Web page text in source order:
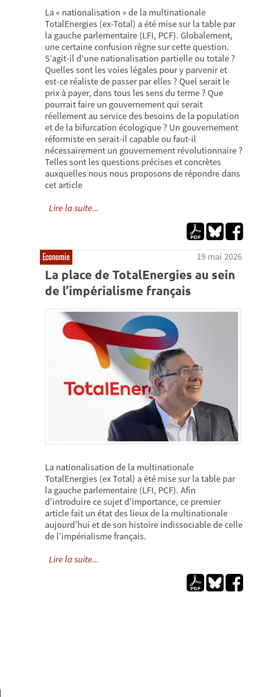
La « nationalisation » de la multinationale
TotalEnergies (ex-Total) a été mise sur la table par
la gauche parlementaire (LFI, PCF). Globalement,
une certaine confusion règne sur cette question.
S’agit-il d’une nationalisation partielle ou totale ?
Quelles sont les voies légales pour y parvenir et
est-ce réaliste de passer par elles ? Quel serait le
prix à payer, dans tous les sens du terme ? Que
pourrait faire un gouvernement qui serait
réellement au service des besoins de la population
et de la bifurcation écologique ? Un gouvernement
réformiste en serait-il capable ou faut-il
nécessairement un gouvernement révolutionnaire ?
Telles sont les questions précises et concrètes
auxquelles nous nous proposons de répondre dans
cet article
Lire la suite...
Economie 19 mai 2026
La place de TotalEnergies au sein
de l’impérialisme français
La nationalisation de la multinationale
TotalEnergies (ex Total) a été mise sur la table par
la gauche parlementaire (LFI, PCF). Afin
d’introduire ce sujet d’importance, ce premier
article fait un état des lieux de la multinationale
aujourd’hui et de son histoire indissociable de celle
de l’impérialisme français.
Lire la suite...